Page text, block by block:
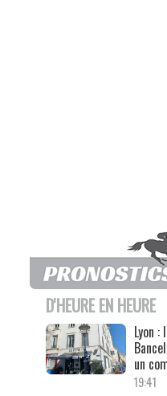
D'HEURE EN HEURE
Lyon
un
19:41